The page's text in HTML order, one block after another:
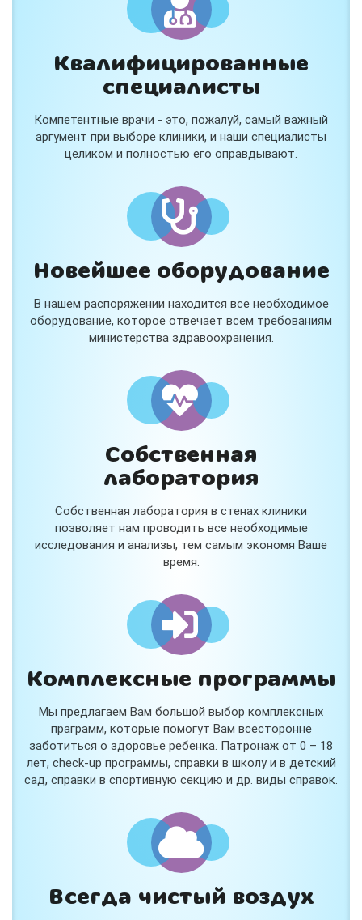
Квалифицированные
специалисты
Компетентные врачи - это, пожалуй, самый важный
аргумент при выборе клиники, и наши специалисты
целиком и полностью его оправдывают.
Новейшее оборудование
В нашем распоряжении находится все необходимое
оборудование, которое отвечает всем требованиям
министерства здравоохранения.
Собственная
лаборатория
Собственная лаборатория в стенах клиники
позволяет нам проводить все необходимые
исследования и анализы, тем самым экономя Ваше
время.
Комплексные программы
Мы предлагаем Вам большой выбор комплексных
праграмм, которые помогут Вам всесторонне
заботиться о здоровье ребенка. Патронаж от 0 – 18
лет, check-up программы, справки в школу и в детский
сад, справки в спортивную секцию и др. виды справок.
Всегда чистый воздух
Консультация ортопеда +
тейпирование за 1 приём
Вас или вашего ребёнка беспокоят:
- боли в спине, шее, коленях или ногах?
- дискомфорт после спорта и нагрузок?
В «Медлэнд» принимает известный ортопед-
травматолог Шехмаметьев Али Зарефуллович
В прием входит:
✔️ Осмотр и консультация врача
✔️ Рекомендации по вашей ситуации
✔️Тейпирование
спортсменам и беременным женщинам.
Специальная цена — 3000 ₽.
и расскажем подробнее!
Нет, спасибо
Я согласен на обработкуперсональных данных
Работает наСтримвуд